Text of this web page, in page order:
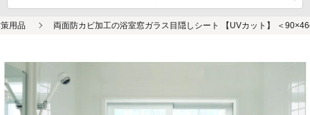
用品 両面防カビ加工の浴室窓ガラス目隠しシート 【UVカット】 ＜